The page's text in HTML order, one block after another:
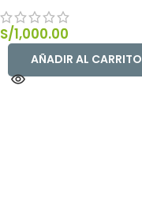
S/1,000.00
AÑADIR AL CARRITO